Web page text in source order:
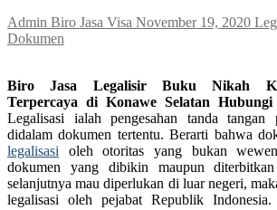
Admin Biro Jasa Visa November 19, 2020
Dokumen
Biro Jasa Legalisir Buku Nikah
Terpercaya di Konawe Selatan Hubungi
Legalisasi ialah pengesahan tanda tangan
didalam dokumen tertentu. Berarti bahwa
legalisasi oleh otoritas yang bukan
dokumen yang dibikin maupun
selanjutnya mau diperlukan di luar negeri,
legalisasi oleh pejabat Republik